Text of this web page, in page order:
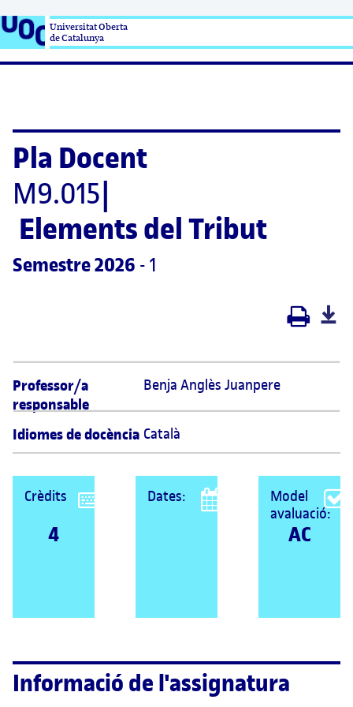
Universitat Oberta
de Catalunya
Pla Docent
M9.015
Elements del Tribut
Semestre 2026 - 1
Professor/a
responsable
Benja Anglès Juanpere
Idiomes de docència Català
Crèdits
4
Dates:
Model
avaluació:
AC
Informació de l'assignatura